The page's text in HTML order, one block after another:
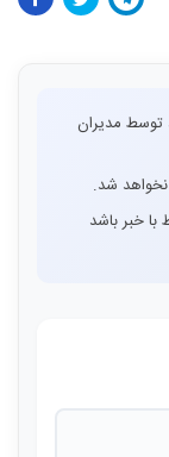
توسط مدیران
نخواهد شد.
با خبر باشد